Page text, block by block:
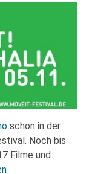
schon in der
Noch bis
Filme und